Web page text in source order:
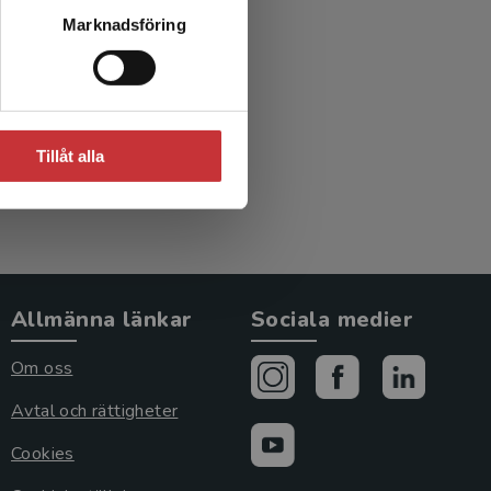
Marknadsföring
Tillåt alla
Allmänna länkar
Om oss
Avtal och rättigheter
Cookies
Sociala medier